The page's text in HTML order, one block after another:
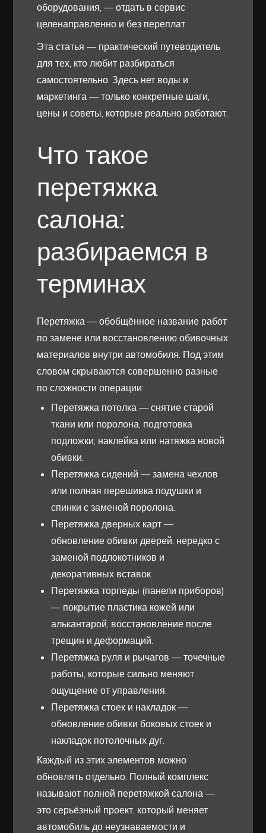
оборудования, — отдать в сервис
целенаправленно и без переплат.
Эта статья — практический путеводитель
для тех, кто любит разбираться
самостоятельно. Здесь нет воды и
маркетинга — только конкретные шаги,
цены и советы, которые реально работают.
Что такое
перетяжка
салона:
разбираемся в
терминах
Перетяжка — обобщённое название работ
по замене или восстановлению обивочных
материалов внутри автомобиля. Под этим
словом скрываются совершенно разные
по сложности операции:
Перетяжка потолка — снятие старой
ткани или поролона, подготовка
подложки, наклейка или натяжка новой
обивки.
Перетяжка сидений — замена чехлов
или полная перешивка подушки и
спинки с заменой поролона.
Перетяжка дверных карт —
обновление обивки дверей, нередко с
заменой подлокотников и
декоративных вставок.
Перетяжка торпеды (панели приборов)
— покрытие пластика кожей или
алькантарой, восстановление после
трещин и деформаций.
Перетяжка руля и рычагов — точечные
работы, которые сильно меняют
ощущение от управления.
Перетяжка стоек и накладок —
обновление обивки боковых стоек и
накладок потолочных дуг.
Каждый из этих элементов можно
обновлять отдельно. Полный комплекс
называют полной перетяжкой салона —
это серьёзный проект, который меняет
автомобиль до неузнаваемости и